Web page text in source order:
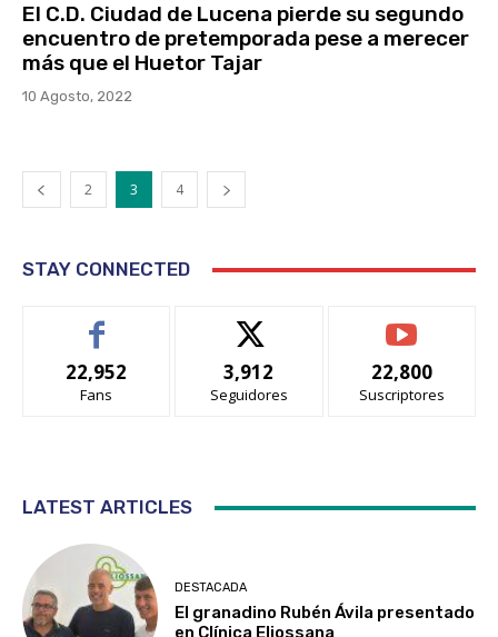
El C.D. Ciudad de Lucena pierde su segundo
encuentro de pretemporada pese a merecer
más que el Huetor Tajar
10 Agosto, 2022
2 3 4
STAY CONNECTED
22,952
Fans
3,912
Seguidores
22,800
Suscriptores
LATEST ARTICLES
DESTACADA
El granadino Rubén Ávila presentado
en Clínica Eliossana